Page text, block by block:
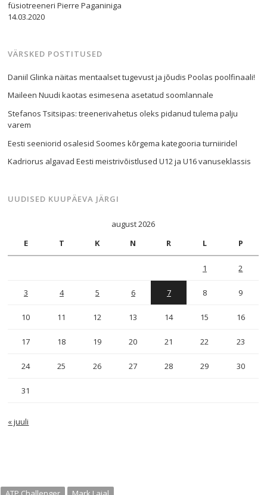
füsiotreeneri Pierre Paganiniga
14.03.2020
VÄRSKED POSTITUSED
Daniil Glinka näitas mentaalset tugevust ja jõudis Poolas poolfinaali!
Maileen Nuudi kaotas esimesena asetatud soomlannale
Stefanos Tsitsipas: treenerivahetus oleks pidanud tulema palju
varem
Eesti seeniorid osalesid Soomes kõrgema kategooria turniiridel
Kadriorus algavad Eesti meistrivõistlused U12 ja U16 vanuseklassis
UUDISED KUUPÄEVA JÄRGI
august 2026
E
T K N R L P
1 2
3 4 5 6 7 8 9
10 11 12 13 14 15 16
17 18 19 20 21 22 23
24 25 26 27 28 29 30
31
« juuli